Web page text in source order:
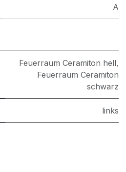
A
Feuerraum Ceramiton hell,
Feuerraum Ceramiton
schwarz
links